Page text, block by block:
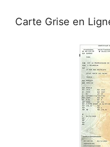
Carte Grise en